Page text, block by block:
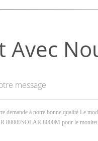
Avec
message